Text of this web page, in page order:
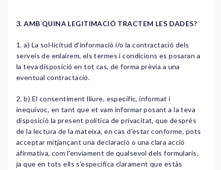
3. AMB QUINA LEGITIMACIÓ TRACTEM LES DADES?
1. a) La sol·licitud d'informació i/o la contractació dels
serveis de enlairem, els termes i condicions es posaran a
la teva disposició en tot cas, de forma prèvia a una
eventual contractació.
2. b) El consentiment lliure, específic, informat i
inequívoc, en tant que et vam informar posant a la teva
disposició la present política de privacitat, que després
de la lectura de la mateixa, en cas d'estar conforme, pots
acceptar mitjançant una declaració o una clara acció
afirmativa, com l'enviament de qualsevol dels formularis,
ja que en tots ells s'especifica clarament que estàs